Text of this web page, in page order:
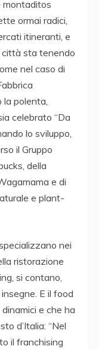
montaditos
ormai radici,
itineranti, e
città sta tenendo
nel caso di
la polenta,
celebrato “Da
lo sviluppo,
il Gruppo
della
e di
e plant-
nei
ristorazione
si contano,
E il food
e che ha
d’Italia: “Nel
il franchising